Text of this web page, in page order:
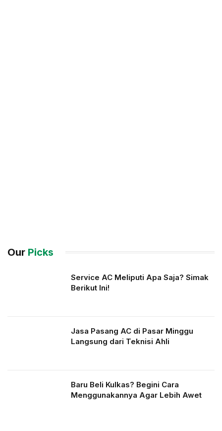
Our Picks
Service AC Meliputi Apa Saja? Simak
Berikut Ini!
Jasa Pasang AC di Pasar Minggu
Langsung dari Teknisi Ahli
Baru Beli Kulkas? Begini Cara
Menggunakannya Agar Lebih Awet